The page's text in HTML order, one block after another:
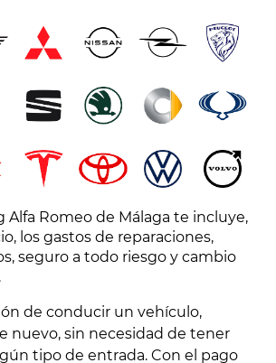
Romeo de Málaga te incluye,
los gastos de reparaciones,
seguro a todo riesgo y cambio
de conducir un vehículo,
nuevo, sin necesidad de tener
tipo de entrada. Con el pago